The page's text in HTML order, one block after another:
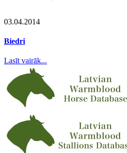
03.04.2014
Biedri
Lasīt vairāk...